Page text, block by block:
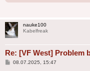
nauke100
Kabelfreak
Re: [VF West] Problem
Beitrag
08.07.2025, 15:47